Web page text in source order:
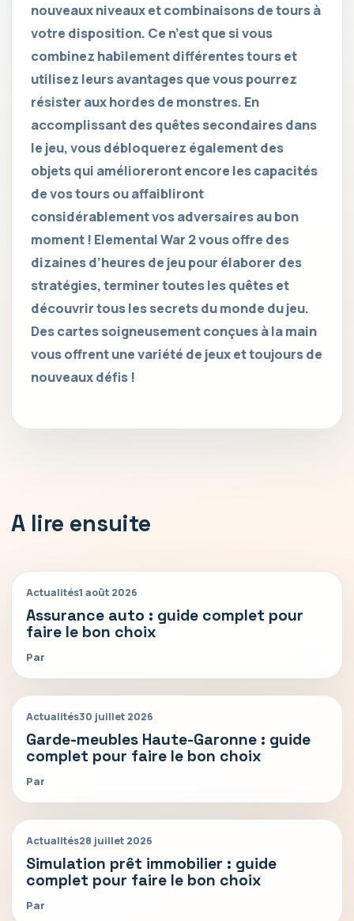
nouveaux niveaux et combinaisons de tours à
votre disposition. Ce n’est que si vous
combinez habilement différentes tours et
utilisez leurs avantages que vous pourrez
résister aux hordes de monstres. En
accomplissant des quêtes secondaires dans
le jeu, vous débloquerez également des
objets qui amélioreront encore les capacités
de vos tours ou affaibliront
considérablement vos adversaires au bon
moment ! Elemental War 2 vous offre des
dizaines d’heures de jeu pour élaborer des
stratégies, terminer toutes les quêtes et
découvrir tous les secrets du monde du jeu.
Des cartes soigneusement conçues à la main
vous offrent une variété de jeux et toujours de
nouveaux défis !
A lire ensuite
Actualités1 août 2026
Assurance auto : guide complet pour
faire le bon choix
Par
Actualités30 juillet 2026
Garde-meubles Haute-Garonne : guide
complet pour faire le bon choix
Par
Actualités28 juillet 2026
Simulation prêt immobilier : guide
complet pour faire le bon choix
Par